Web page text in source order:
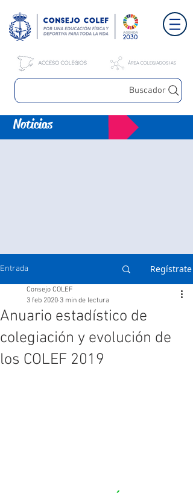
Buscador
Noticias
Entrada Regístrate
Anuario estadístico de
colegiación y evolución de
los COLEF 2019
Consejo COLEF
3 feb 2020 3 min de lectura